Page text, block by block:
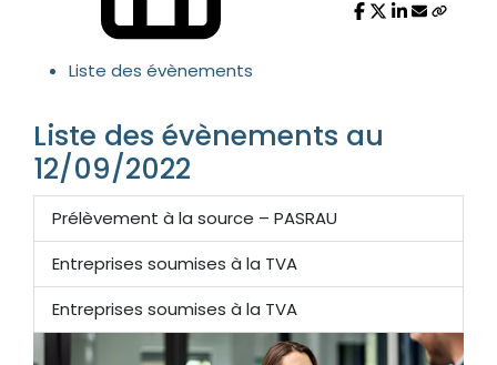
Liste des évènements
Liste des évènements au
12/09/2022
Prélèvement à la source – PASRAU
Entreprises soumises à la TVA
Entreprises soumises à la TVA